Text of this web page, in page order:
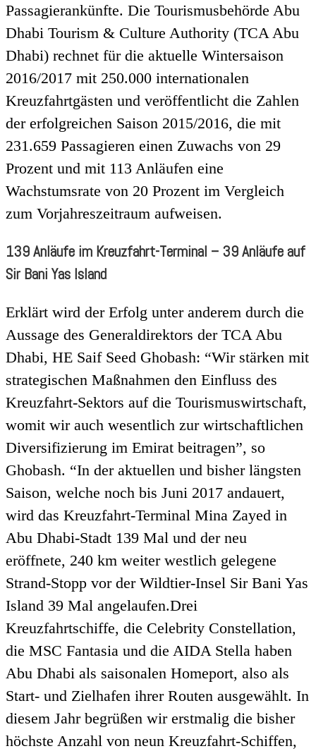
Passagierankünfte. Die Tourismusbehörde Abu
Dhabi Tourism & Culture Authority (TCA Abu
Dhabi) rechnet für die aktuelle Wintersaison
2016/2017 mit 250.000 internationalen
Kreuzfahrtgästen und veröffentlicht die Zahlen
der erfolgreichen Saison 2015/2016, die mit
231.659 Passagieren einen Zuwachs von 29
Prozent und mit 113 Anläufen eine
Wachstumsrate von 20 Prozent im Vergleich
zum Vorjahreszeitraum aufweisen.
139 Anläufe im Kreuzfahrt-Terminal – 39 Anläufe auf
Sir Bani Yas Island
Erklärt wird der Erfolg unter anderem durch die
Aussage des Generaldirektors der TCA Abu
Dhabi, HE Saif Seed Ghobash: “Wir stärken mit
strategischen Maßnahmen den Einfluss des
Kreuzfahrt-Sektors auf die Tourismuswirtschaft,
womit wir auch wesentlich zur wirtschaftlichen
Diversifizierung im Emirat beitragen”, so
Ghobash. “In der aktuellen und bisher längsten
Saison, welche noch bis Juni 2017 andauert,
wird das Kreuzfahrt-Terminal Mina Zayed in
Abu Dhabi-Stadt 139 Mal und der neu
eröffnete, 240 km weiter westlich gelegene
Strand-Stopp vor der Wildtier-Insel Sir Bani Yas
Island 39 Mal angelaufen.Drei
Kreuzfahrtschiffe, die Celebrity Constellation,
die MSC Fantasia und die AIDA Stella haben
Abu Dhabi als saisonalen Homeport, also als
Start- und Zielhafen ihrer Routen ausgewählt. In
diesem Jahr begrüßen wir erstmalig die bisher
höchste Anzahl von neun Kreuzfahrt-Schiffen,